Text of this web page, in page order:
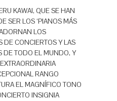
KAWAI, QUE SE HAN
SER LOS ‘PIANOS MÁS
LOS
DE CONCIERTOS Y LAS
DE TODO EL MUNDO, Y
RANGO
EL MAGNÍFICO TONO
INSIGNIA